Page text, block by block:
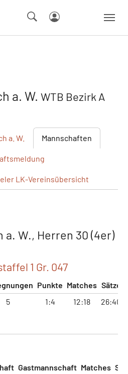
a. W. WTB Bezirk A
a. W. Mannschaften
LK-Vereinsübersicht
a. W., Herren 30 (4er)
1 Gr. 047
Punkte Matches Sätze
5 1:4 12:18 26:40
Gastmannschaft Matches